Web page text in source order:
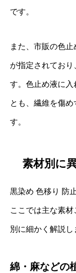
です。
また、市販の色
が指定されてお
す。色止め液に入
とも、繊維を傷
す。
素材別に
黒染め 色移り 防
ここでは主な素
別に細かく解説し
綿・麻などの